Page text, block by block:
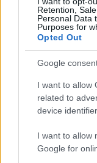
Retention,
Personal Data
Purposes for
Opted Out
Google
I want to allow
related to
device
I want to allow
Google for
vagy akár a
jelenlét azonban
fáradtsághoz,
szabni.Tipp:
amikor nem
Elveszel a
lehetetlen
többet árt, mint